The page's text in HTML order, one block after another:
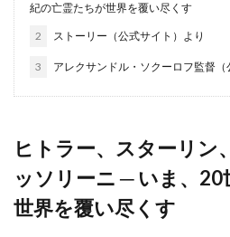
紀の亡霊たちが世界を覆い尽くす
2 ストーリー（公式サイト）より
3 アレクサンドル・ソクーロフ監督（
ヒトラー、スターリン
ッソリーニ ─ いま、
世界を覆い尽くす